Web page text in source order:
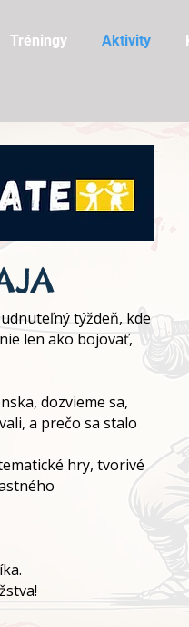
Tréningy Aktivity
týždeň, kde
len ako bojovať,
dozvieme sa,
a prečo sa stalo
hry, tvorivé